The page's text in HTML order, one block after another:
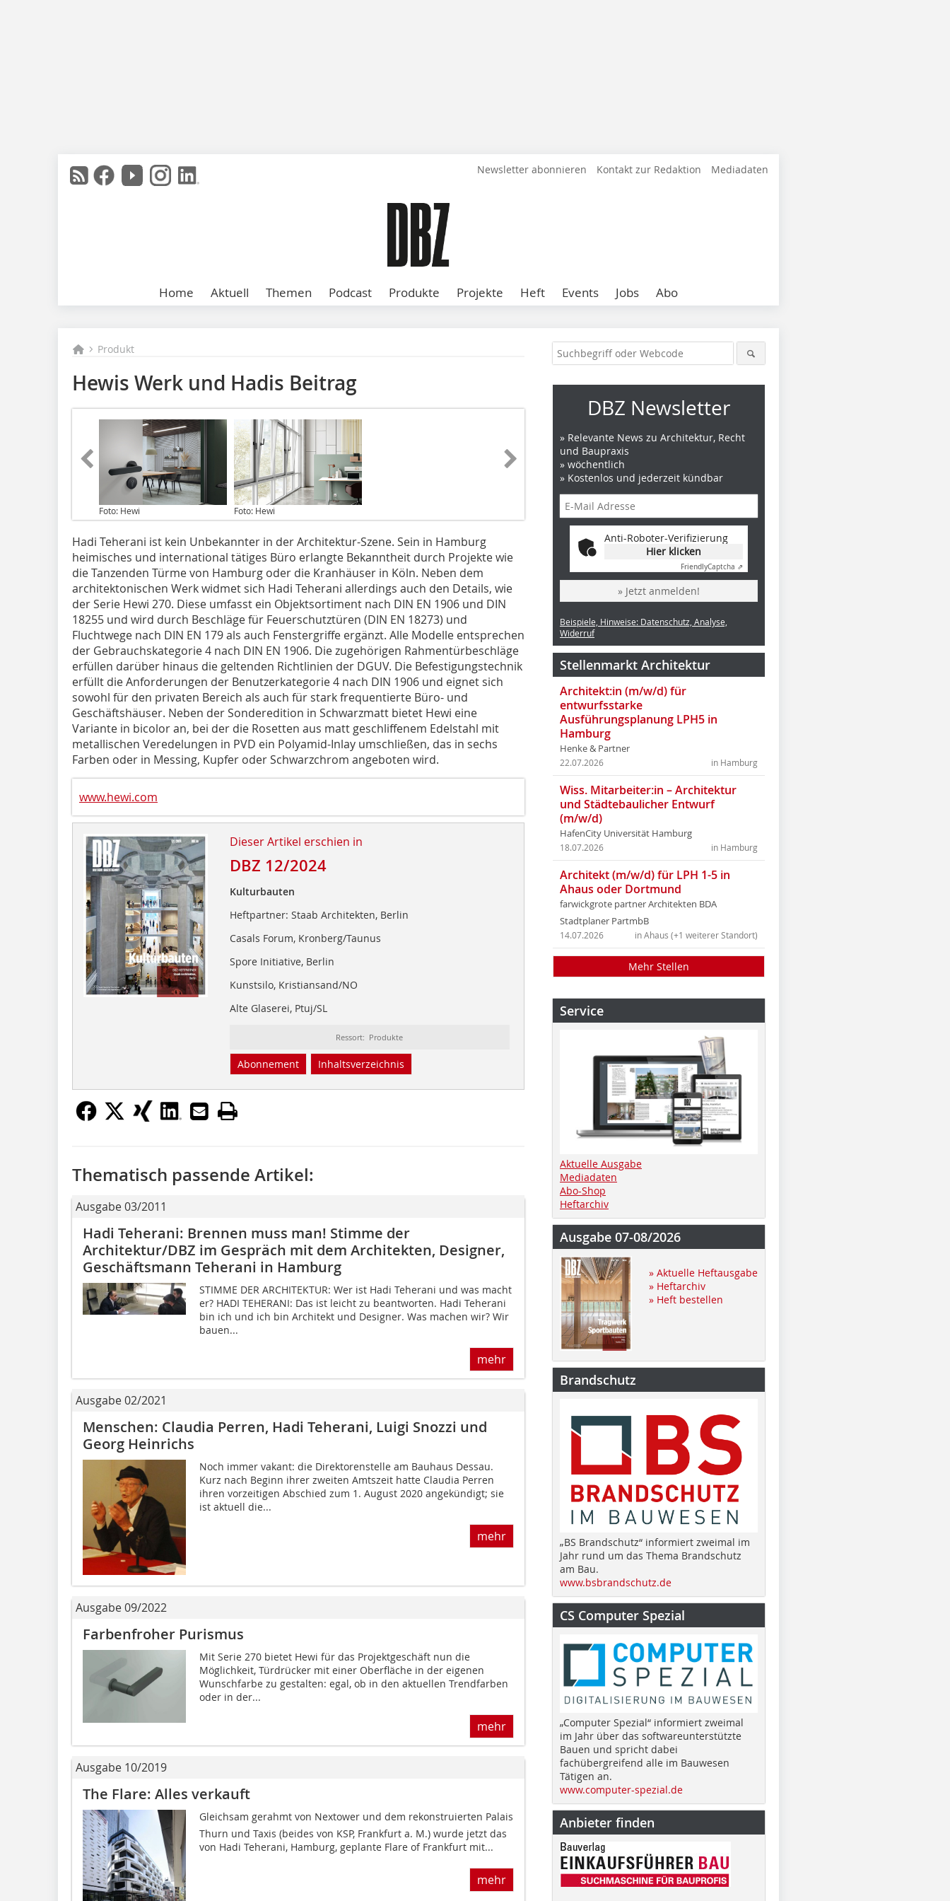
Newsletter abonnieren Kontakt zur Redaktion Mediadaten
Home Aktuell Themen Podcast Produkte Projekte Heft Events Jobs Abo
Produkt
Hewis Werk und Hadis Beitrag
Foto: Hewi Foto: Hewi
Hadi Teherani ist kein Unbekannter in der Architektur-Szene. Sein in Hamburg
heimisches und international tätiges Büro erlangte Bekanntheit durch Projekte wie
die Tanzenden Türme von Hamburg oder die Kranhäuser in Köln. Neben dem
architektonischen Werk widmet sich Hadi Teherani allerdings auch den Details, wie
der Serie Hewi 270. Diese umfasst ein Objektsortiment nach DIN EN 1906 und DIN
18255 und wird durch Beschläge für Feuerschutztüren (DIN EN 18273) und
Fluchtwege nach DIN EN 179 als auch Fenstergriffe ergänzt. Alle Modelle entsprechen
der Gebrauchskategorie 4 nach DIN EN 1906. Die zugehörigen Rahmentürbeschläge
erfüllen darüber hinaus die geltenden Richtlinien der DGUV. Die Befestigungstechnik
erfüllt die Anforderungen der Benutzerkategorie 4 nach DIN 1906 und eignet sich
sowohl für den privaten Bereich als auch für stark frequentierte Büro- und
Geschäftshäuser. Neben der Sonderedition in Schwarzmatt bietet Hewi eine
Variante in bicolor an, bei der die Rosetten aus matt geschliffenem Edelstahl mit
metallischen Veredelungen in PVD ein Polyamid-Inlay umschließen, das in sechs
Farben oder in Messing, Kupfer oder Schwarzchrom angeboten wird.
www.hewi.com
Dieser Artikel erschien in
DBZ 12/2024
Kulturbauten
Heftpartner: Staab Architekten, Berlin
Casals Forum, Kronberg/Taunus
Spore Initiative, Berlin
Kunstsilo, Kristiansand/NO
Alte Glaserei, Ptuj/SL
Ressort: Produkte
Abonnement Inhaltsverzeichnis
Thematisch passende Artikel:
Ausgabe 03/2011
Hadi Teherani: Brennen muss man! Stimme der
Architektur/DBZ im Gespräch mit dem Architekten, Designer,
Geschäftsmann Teherani in Hamburg
STIMME DER ARCHITEKTUR: Wer ist Hadi Teherani und was macht
er? HADI TEHERANI: Das ist leicht zu beantworten. Hadi Teherani
bin ich und ich bin Architekt und Designer. Was machen wir? Wir
bauen...
mehr
Ausgabe 02/2021
Menschen: Claudia Perren, Hadi Teherani, Luigi Snozzi und
Georg Heinrichs
Noch immer vakant: die Direktorenstelle am Bauhaus Dessau.
Kurz nach Beginn ihrer zweiten Amtszeit hatte Claudia Perren
ihren vorzeitigen Abschied zum 1. August 2020 angekündigt; sie
ist aktuell die...
mehr
Ausgabe 09/2022
Farbenfroher Purismus
Mit Serie 270 bietet Hewi für das Projektgeschäft nun die
Möglichkeit, Türdrücker mit einer Oberfläche in der eigenen
Wunschfarbe zu gestalten: egal, ob in den aktuellen Trendfarben
oder in der...
mehr
Ausgabe 10/2019
The Flare: Alles verkauft
Gleichsam gerahmt von Nextower und dem rekonstruierten Palais
Thurn und Taxis (beides von KSP, Frankfurt a. M.) wurde jetzt das
von Hadi Teherani, Hamburg, geplante Flare of Frankfurt mit...
mehr
DBZ Newsletter
» Relevante News zu Architektur, Recht
und Baupraxis
» wöchentlich
» Kostenlos und jederzeit kündbar
Anti-Roboter-Verifizierung
Hier klicken
FriendlyCaptcha ⇗
» Jetzt anmelden!
Beispiele, Hinweise: Datenschutz, Analyse,
Widerruf
Stellenmarkt Architektur
Architekt:in (m/w/d) für
entwurfsstarke
Ausführungsplanung LPH5 in
Hamburg
Henke & Partner
in Hamburg
22.07.2026
Wiss. Mitarbeiter:in – Architektur
und Städtebaulicher Entwurf
(m/w/d)
HafenCity Universität Hamburg
in Hamburg
18.07.2026
Architekt (m/w/d) für LPH 1-5 in
Ahaus oder Dortmund
farwickgrote partner Architekten BDA
Stadtplaner PartmbB
in Ahaus (+1 weiterer Standort)
14.07.2026
Mehr Stellen
Service
Aktuelle Ausgabe
Mediadaten
Abo-Shop
Heftarchiv
Ausgabe 07-08/2026
» Aktuelle Heftausgabe
» Heftarchiv
» Heft bestellen
Brandschutz
„BS Brandschutz“ informiert zweimal im
Jahr rund um das Thema Brandschutz
am Bau.
www.bsbrandschutz.de
CS Computer Spezial
„Computer Spezial“ informiert zweimal
im Jahr über das softwareunterstützte
Bauen und spricht dabei
fachübergreifend alle im Bauwesen
Tätigen an.
www.computer-spezial.de
Anbieter finden